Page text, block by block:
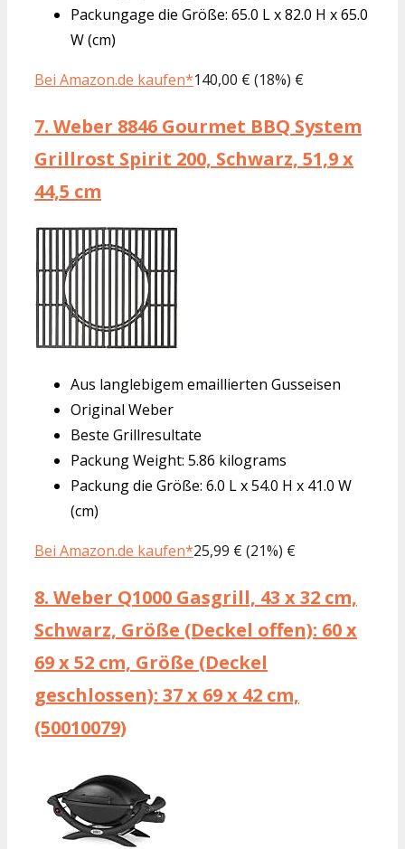
Packungage die Größe: 65.0 L x 82.0 H x 65.0
W (cm)
Bei Amazon.de kaufen*140,00 € (18%) €
7. Weber 8846 Gourmet BBQ System
Grillrost Spirit 200, Schwarz, 51,9 x
44,5 cm
Aus langlebigem emaillierten Gusseisen
Original Weber
Beste Grillresultate
Packung Weight: 5.86 kilograms
Packung die Größe: 6.0 L x 54.0 H x 41.0 W
(cm)
Bei Amazon.de kaufen*25,99 € (21%) €
8. Weber Q1000 Gasgrill, 43 x 32 cm,
Schwarz, Größe (Deckel offen): 60 x
69 x 52 cm, Größe (Deckel
geschlossen): 37 x 69 x 42 cm,
(50010079)